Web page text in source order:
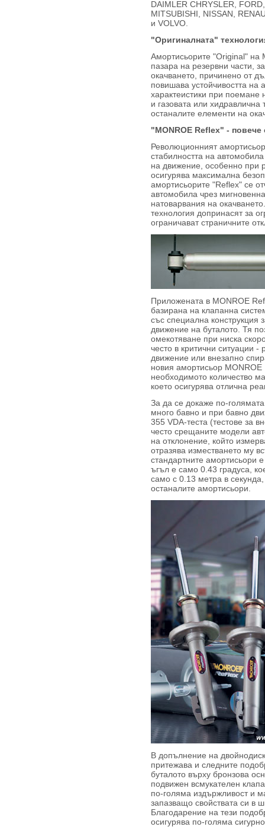
DAIMLER CHRYSLER,
MITSUBISHI, NISSAN,
и VOLVO.
"Оригиналната"
Амортисьорите "Original" на
пазара на резервни части,
окачването, причинено от
повишава устойчивостта на
характеистики при поемане
и газовата или хидравлична
останалите елементи на
"MONROE Reflex" - повече
Революционният
стабилността на
на движение, особенно при
осигурява максимална
амортисьорите "Reflex" се
автомобила чрез
натоварвания на
технология допринасят за
ограничават страничните
Приложената в MONROE
базирана на клапанна
със специална конструкция
движение на буталото. Тя
омекотяване при ниска
често в критични ситуации
движение или внезапно
новия амортисьор
необходимото количество
което осигурява отлична
За да се докаже по-
много бавно и при бавно
355 VDA-теста (тестове за
често срещаните модели
на отклонение, който
отразява изместването му
стандартните амортисьори
ъгъл е само 0.43 градуса,
само с 0.13 метра в
останалите амортисьори.
В допълнение на
притежава и следните
буталото върху бронзова
подвижен всмукателен
по-голяма издържливост и
запазващо свойствата си в
Благодарение на тези
осигурява по-голяма